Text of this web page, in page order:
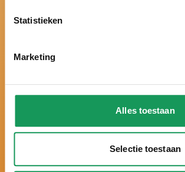
Statistieken
Marketing
Alles toestaan
Selectie toestaan
park offers peaceful holidays in
(Largest Dutch review site) and
Tailor-made holidays, with a
and entirely according to your